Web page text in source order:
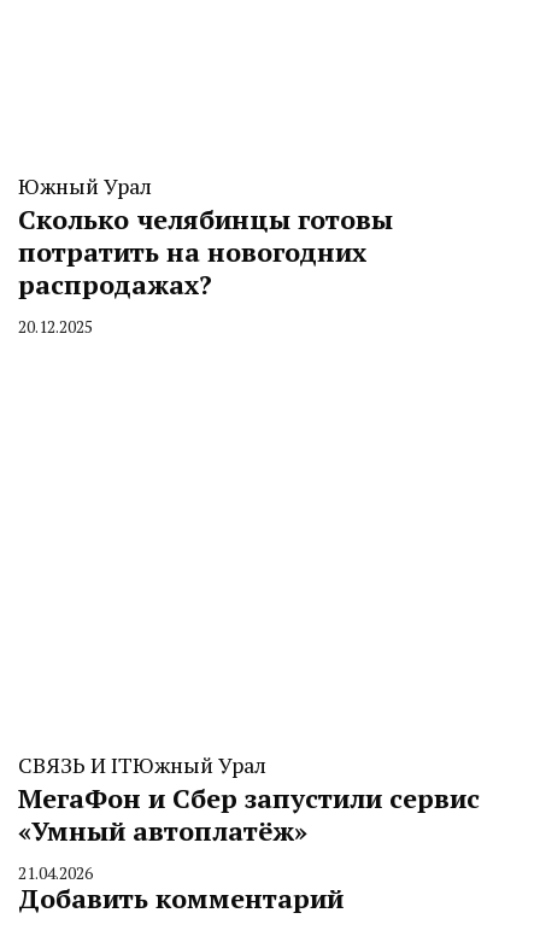
Южный Урал
Сколько челябинцы готовы
потратить на новогодних
распродажах?
By
20.12.2025
СВЯЗЬ И ITЮжный Урал
МегаФон и Сбер запустили сервис
«Умный автоплатёж»
By
CHELINDUSTRY
21.04.2026
Добавить комментарий